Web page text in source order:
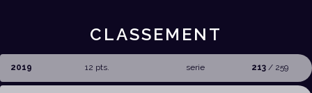
CLASSEMENT
2019 12 pts. serie 213 / 259